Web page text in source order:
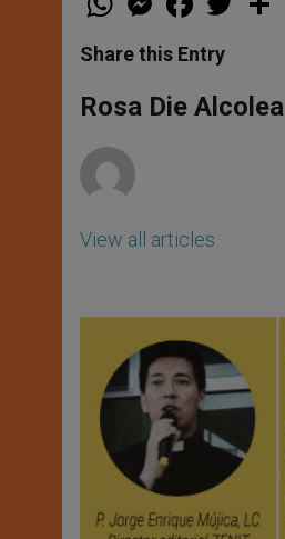
t
s
p
p
e
s
e
g
e
a
e
b
o
k
w
r
Share this Entry
Rosa Die Alcolea
View all articles